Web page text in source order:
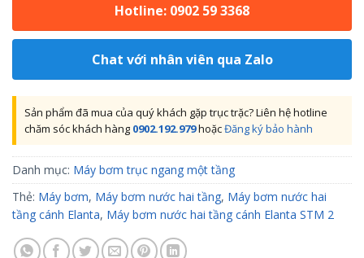
Hotline: 0902 59 3368
Chat với nhân viên qua Zalo
Sản phẩm đã mua của quý khách gặp trục trặc? Liên hệ hotline
chăm sóc khách hàng 0902.192.979hoặcĐăng ký bảo hành
Danh mục: Máy bơm trục ngang một tầng
Thẻ: Máy bơm, Máy bơm nước hai tầng, Máy bơm nước hai
tầng cánh Elanta, Máy bơm nước hai tầng cánh Elanta STM 2